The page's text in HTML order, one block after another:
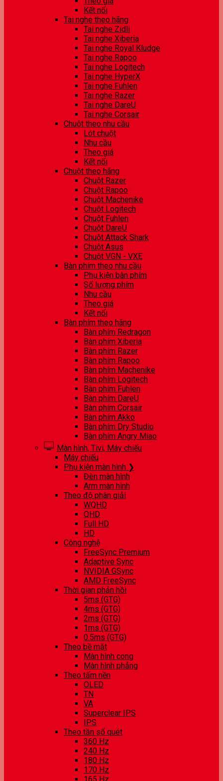
Kết nối
Tai nghe theo hãng
Tai nghe Zidli
Tai nghe Xiberia
Tai nghe Royal Kludge
Tai nghe Rapoo
Tai nghe Logitech
Tai nghe HyperX
Tai nghe Fuhlen
Tai nghe Razer
Tai nghe DareU
Tai nghe Corsair
Chuột theo nhu cầu
Lót chuột
Nhu cầu
Theo giá
Kết nối
Chuột theo hãng
Chuột Razer
Chuột Rapoo
Chuột Machenike
Chuột Logitech
Chuột Fuhlen
Chuột DareU
Chuột Attack Shark
Chuột Asus
Chuột VGN - VXE
Bàn phím theo nhu cầu
Phụ kiện bàn phím
Số lượng phím
Nhu cầu
Theo giá
Kết nối
Bàn phím theo hãng
Bàn phím Redragon
Bàn phím Xiberia
Bàn phím Razer
Bàn phím Rapoo
Bàn phím Machenike
Bàn phím Logitech
Bàn phím Fuhlen
Bàn phím DareU
Bàn phím Corsair
Bàn phím Akko
Bàn phím Dry Studio
Bàn phím Angry Miao
Màn hình, Tivi, Máy chiếu
Máy chiếu
Phụ kiện màn hình ❯
Đèn màn hình
Arm màn hình
Theo độ phân giải
WQHD
QHD
Full HD
HD
Công nghệ
FreeSync Premium
Adaptive Sync
NVIDIA GSync
AMD FreeSync
Thời gian phản hồi
5ms (GTG)
4ms (GTG)
2ms (GTG)
1ms (GTG)
0.5ms (GTG)
Theo bề mặt
Màn hình cong
Màn hình phẳng
Theo tấm nền
OLED
TN
VA
Superclear IPS
IPS
Theo tần số quét
360 Hz
240 Hz
180 Hz
170 Hz